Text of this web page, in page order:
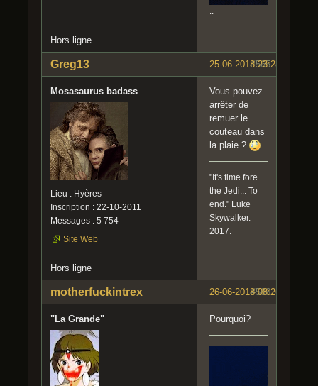
..
Hors ligne
#565
25-06-2018 23:28:53
Greg13
Mosasaurus badass
Lieu : Hyères
Inscription : 22-10-2011
Messages : 5 754
Site Web
Vous pouvez
arrêter de
remuer le
couteau dans
la plaie ?
"It's time fore
the Jedi... To
end." Luke
Skywalker.
2017.
Hors ligne
#566
26-06-2018 08:26:01
motherfuckintrex
"La Grande" Pourquoi?